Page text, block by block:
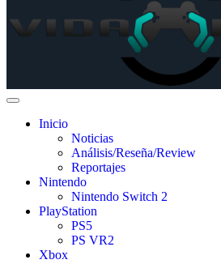
Inicio
Noticias
Análisis/Reseña/Review
Reportajes
Nintendo
Nintendo Switch 2
PlayStation
PS5
PS VR2
Xbox